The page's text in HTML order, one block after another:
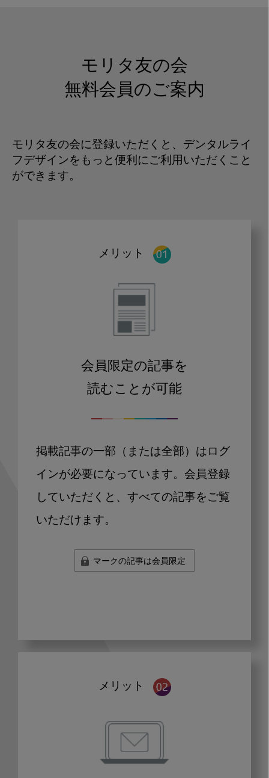
モリタ友の会
無料会員のご案内
モリタ友の会に登録いただくと、デンタルライ
フデザインをもっと便利にご利用いただくこと
ができます。
メリット
会員限定の記事を
読むことが可能
掲載記事の一部（または全部）はログ
インが必要になっています。会員登録
していただくと、すべての記事をご覧
いただけます。
マークの記事は会員限定
メリット